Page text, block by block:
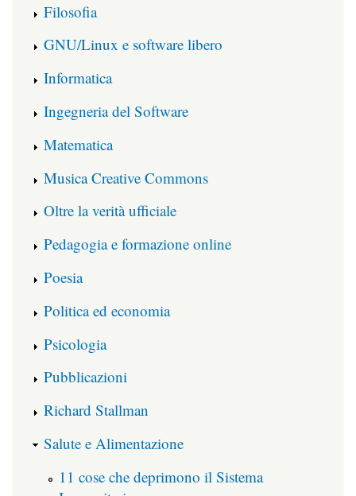
Filosofia
GNU/Linux e software libero
Informatica
Ingegneria del Software
Matematica
Musica Creative Commons
Oltre la verità ufficiale
Pedagogia e formazione online
Poesia
Politica ed economia
Psicologia
Pubblicazioni
Richard Stallman
Salute e Alimentazione
11 cose che deprimono il Sistema